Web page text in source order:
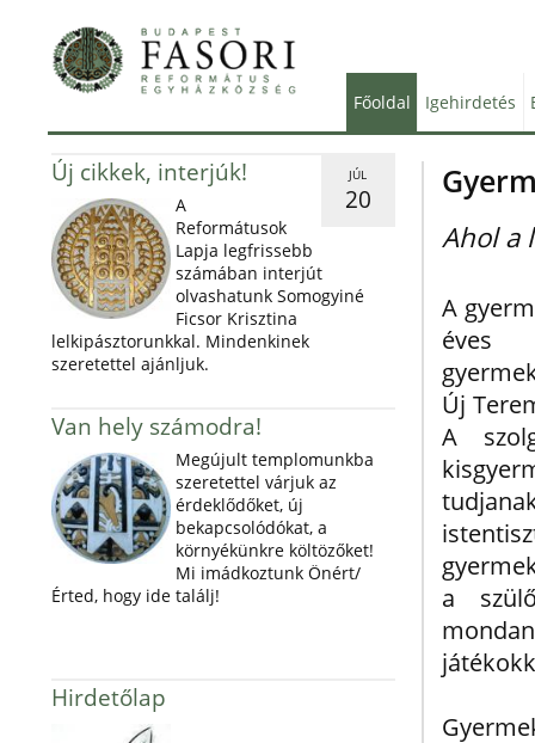
Főoldal Igehirdetés
JÚL
20
Új cikkek, interjúk!
A
Reformátusok
Lapja legfrissebb
számában interjút
olvashatunk Somogyiné
Ficsor Krisztina
lelkipásztorunkkal. Mindenkinek
szeretettel ajánljuk.
Van hely számodra!
Megújult templomunkba
szeretettel várjuk az
érdeklődőket, új
bekapcsolódókat, a
környékünkre költözőket!
Mi imádkoztunk Önért/
Érted, hogy ide találj!
Hirdetőlap
Ahol a
A
éves
Új
A
a